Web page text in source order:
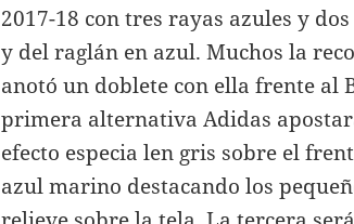
2017-18 con tres rayas azules y
y del raglán en azul. Muchos la
anotó un doblete con ella frente al
primera alternativa Adidas
efecto especia len gris sobre el
azul marino destacando los